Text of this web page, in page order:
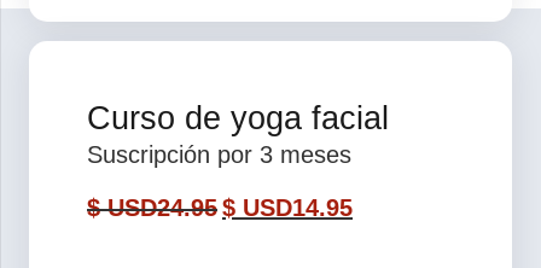
Curso de yoga facial
Suscripción por 3 meses
$ USD24.95$ USD14.95